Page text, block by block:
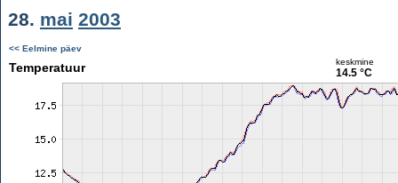
28. mai 2003
<< Eelmine päev
Temperatuur keskmine
14.5 °C